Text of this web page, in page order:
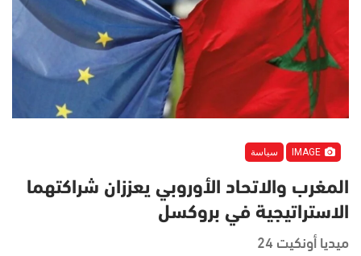
سياسة
المغرب والاتحاد الأوروبي يعززان شراكتهما
الاستراتيجية في بروكسل
ميديا أونكيت 24